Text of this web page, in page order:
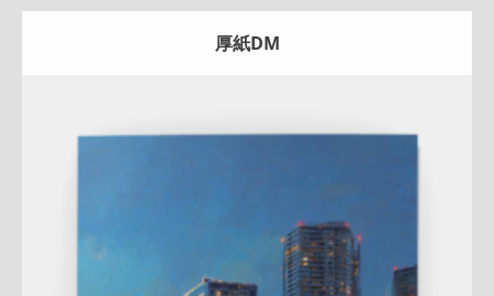
厚紙DM
Update:2026.03.11